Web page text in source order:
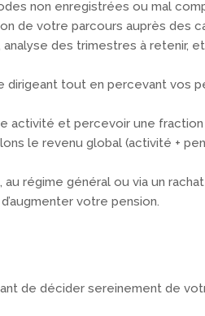
non enregistrées ou mal
de votre parcours auprès des
des trimestres à retenir,
tout en percevant vos
activité et percevoir une
le revenu global (activité +
régime général ou via un
votre pension.
de décider sereinement de